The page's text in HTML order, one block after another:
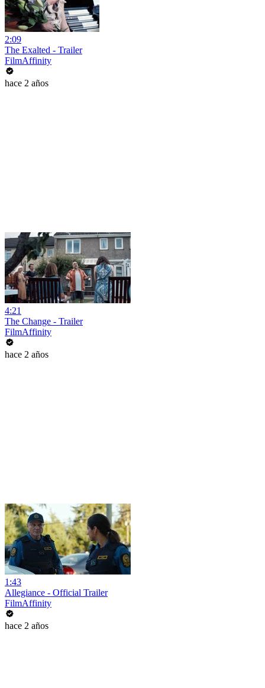
2:09
The Exalted - Trailer
FilmAffinity
hace 2 años
4:21
The Change - Trailer
FilmAffinity
hace 2 años
1:43
Allegiance - Official Trailer
FilmAffinity
hace 2 años